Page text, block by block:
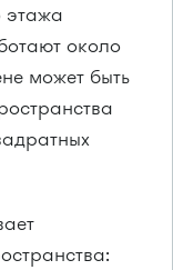
этажа
около
может быть